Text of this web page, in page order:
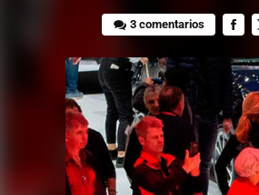
3 comentarios